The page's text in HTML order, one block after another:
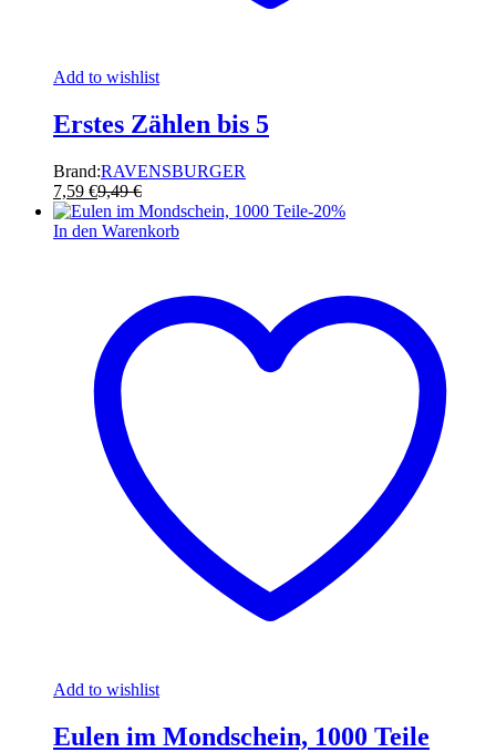
Add to wishlist
Erstes Zählen bis 5
Brand:RAVENSBURGER
7,59 €9,49€
-20%
In den Warenkorb
Add to wishlist
Eulen im Mondschein, 1000 Teile